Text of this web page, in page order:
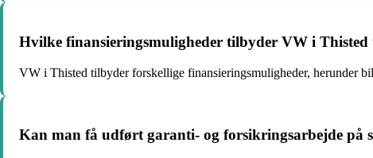
Hvilke finansieringsmuligheder tilbyder VW i
VW i Thisted tilbyder forskellige finansieringsmuligheder, herunder
Kan man få udført garanti- og forsikringsarbejde på